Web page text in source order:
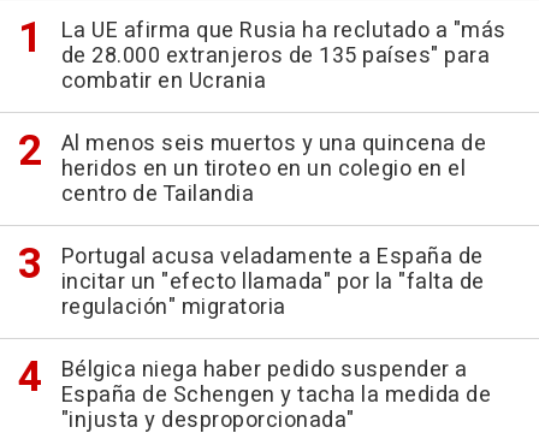
La UE afirma que Rusia ha reclutado a "más
de 28.000 extranjeros de 135 países" para
combatir en Ucrania
Al menos seis muertos y una quincena de
heridos en un tiroteo en un colegio en el
centro de Tailandia
Portugal acusa veladamente a España de
incitar un "efecto llamada" por la "falta de
regulación" migratoria
Bélgica niega haber pedido suspender a
España de Schengen y tacha la medida de
"injusta y desproporcionada"